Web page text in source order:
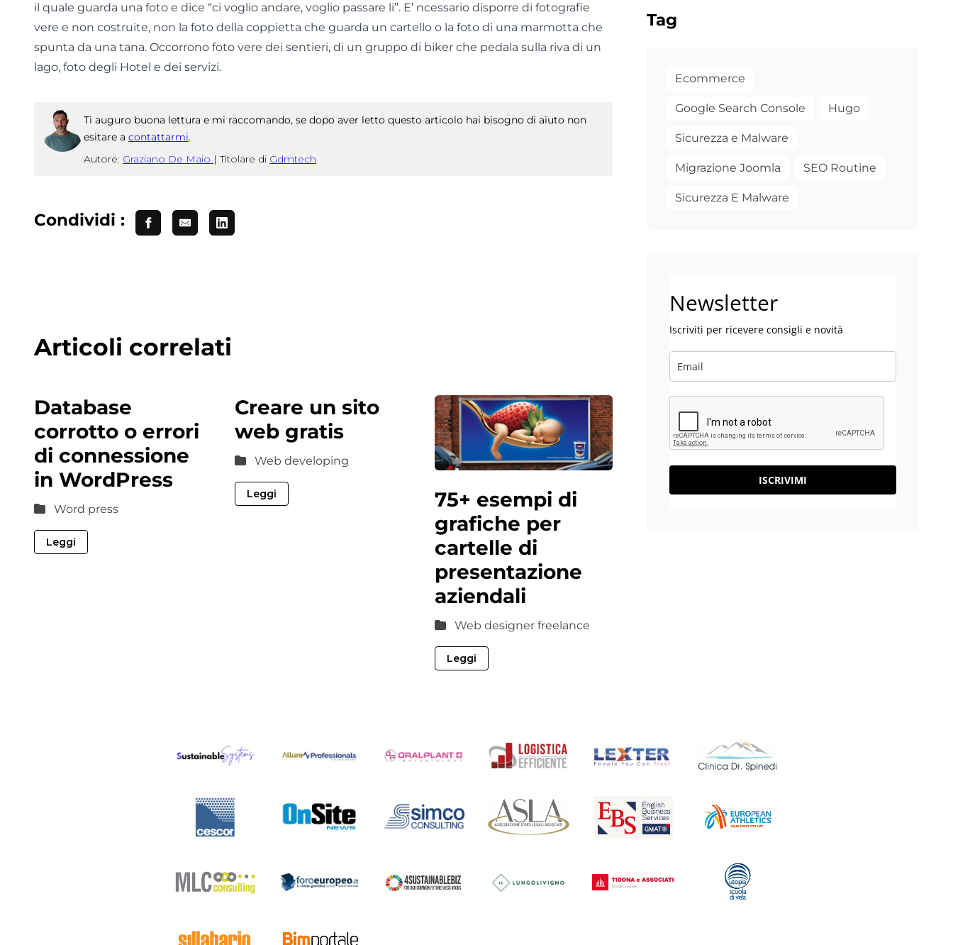
il quale guarda una foto e dice “ci voglio andare, voglio passare li”. E’ ncessario disporre di fotografie
vere e non costruite, non la foto della coppietta che guarda un cartello o la foto di una marmotta che
spunta da una tana. Occorrono foto vere dei sentieri, di un gruppo di biker che pedala sulla riva di un
lago, foto degli Hotel e dei servizi.
Ti auguro buona lettura e mi raccomando, se dopo aver letto questo articolo hai bisogno di aiuto non
esitare a contattarmi.
Autore: Graziano De Maio | Titolare di Gdmtech
Condividi :
Articoli correlati
Database
corrotto o errori
di connessione
in WordPress
Word press
Leggi
Creare un sito
web gratis
Web developing
Leggi
75+ esempi di
grafiche per
cartelle di
presentazione
aziendali
Web designer freelance
Leggi
Tag
Ecommerce
Google Search Console Hugo
Sicurezza e Malware
Migrazione Joomla SEO Routine
Sicurezza E Malware
Newsletter
Iscriviti per ricevere consigli e novità
ISCRIVIMI